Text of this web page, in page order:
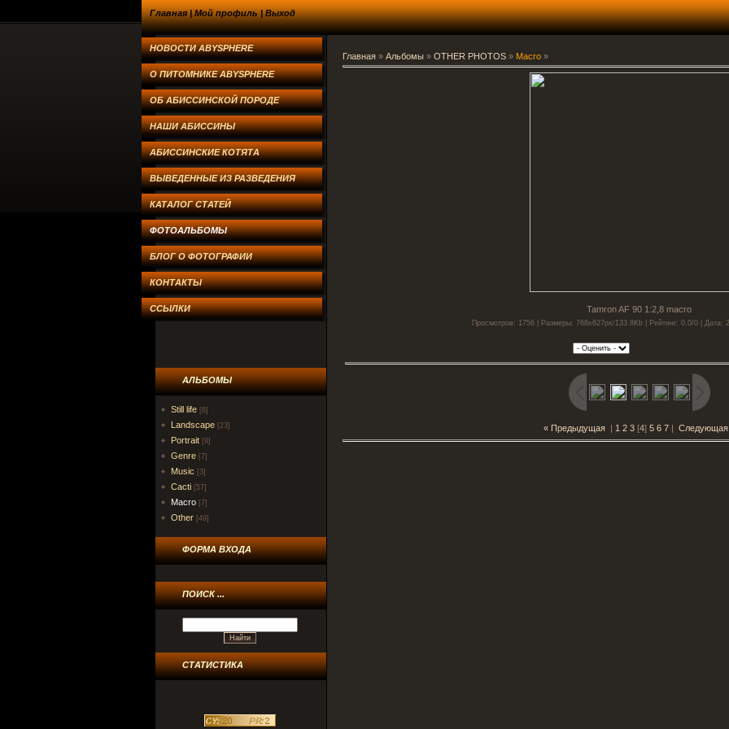
Главная|Мой профиль|Выход
НОВОСТИ ABYSPHERE
О ПИТОМНИКЕ ABYSPHERE
ОБ АБИССИНСКОЙ ПОРОДЕ
НАШИ АБИССИНЫ
АБИССИНСКИЕ КОТЯТА
ВЫВЕДЕННЫЕ ИЗ РАЗВЕДЕНИЯ
КАТАЛОГ СТАТЕЙ
ФОТОАЛЬБОМЫ
БЛОГ О ФОТОГРАФИИ
КОНТАКТЫ
ССЫЛКИ
АЛЬБОМЫ
Still life [6]
Landscape [23]
Portrait [9]
Genre [7]
Music [3]
Cacti [57]
Macro [7]
Other [49]
ФОРМА ВХОДА
ПОИСК ...
СТАТИСТИКА
Главная» Альбомы» OTHER PHOTOS» Macro»
Tamron AF 90 1:2,8 macro
Просмотров: 1756 | Размеры: 768x627px/133.8Kb | Рейтинг: 0.0/0 | Дата:
« Предыдущая| 1 2 3[4] 5 6 7| Следующая